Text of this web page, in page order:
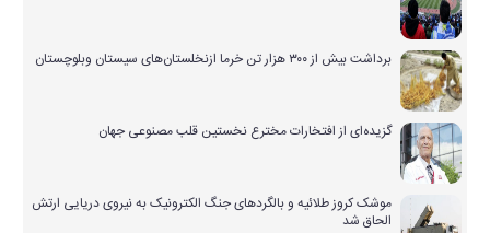
برداشت بیش از ۳۰۰ هزار تن خرما ازنخلستان‌های سیستان وبلوچستان
گزیده‌ای از افتخارات مخترع نخستین قلب مصنوعی جهان
موشک کروز طلائیه و بالگردهای جنگ الکترونیک به نیروی دریایی ارتش
الحاق شد